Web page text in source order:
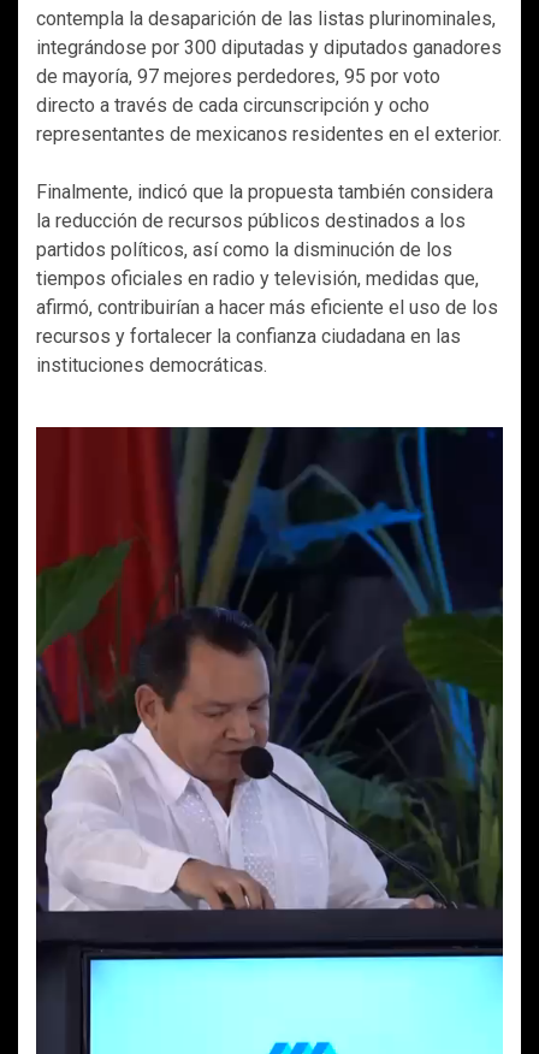
contempla la desaparición de las listas plurinominales,
integrándose por 300 diputadas y diputados ganadores
de mayoría, 97 mejores perdedores, 95 por voto
directo a través de cada circunscripción y ocho
representantes de mexicanos residentes en el exterior.
Finalmente, indicó que la propuesta también considera
la reducción de recursos públicos destinados a los
partidos políticos, así como la disminución de los
tiempos oficiales en radio y televisión, medidas que,
afirmó, contribuirían a hacer más eficiente el uso de los
recursos y fortalecer la confianza ciudadana en las
instituciones democráticas.